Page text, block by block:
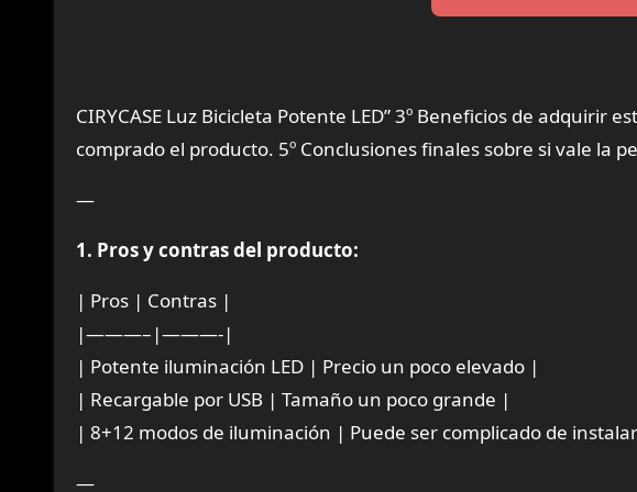
CIRYCASE Luz Bicicleta Potente LED” 3º Beneficios de adquirir
comprado el producto. 5º Conclusiones finales sobre si vale la
—
1. Pros y contras del producto:
| Pros | Contras |
|———–|———-|
| Potente iluminación LED | Precio un poco elevado |
| Recargable por USB | Tamaño un poco grande |
| 8+12 modos de iluminación | Puede ser complicado de
—